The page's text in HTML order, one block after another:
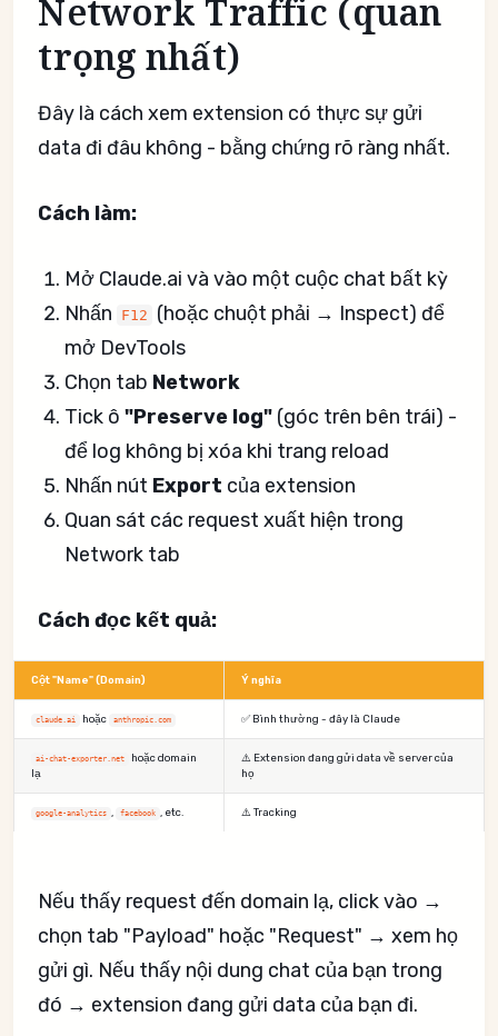
Network Traffic (quan
trọng nhất)
Đây là cách xem extension có thực sự gửi
data đi đâu không - bằng chứng rõ ràng nhất.
Cách làm:
Mở Claude.ai và vào một cuộc chat bất kỳ
Nhấn
F12
(hoặc chuột phải → Inspect) để
mở DevTools
Chọn tab Network
Tick ô"Preserve log" (góc trên bên trái) -
để log không bị xóa khi trang reload
Nhấn nút Export của extension
Quan sát các request xuất hiện trong
Network tab
Cách đọc kết quả:
Cột "Name" (Domain) Ý nghĩa
claude.ai hoặc anthropic.com ✅ Bình thường - đây là Claude
ai-chat-exporter.net
hoặc domain
lạ
⚠️ Extension đang gửi data về server của
họ
google-analytics facebook , etc. ⚠️ Tracking
Nếu thấy request đến domain lạ, click vào →
chọn tab "Payload" hoặc "Request" → xem họ
gửi gì. Nếu thấy nội dung chat của bạn trong
đó → extension đang gửi data của bạn đi.